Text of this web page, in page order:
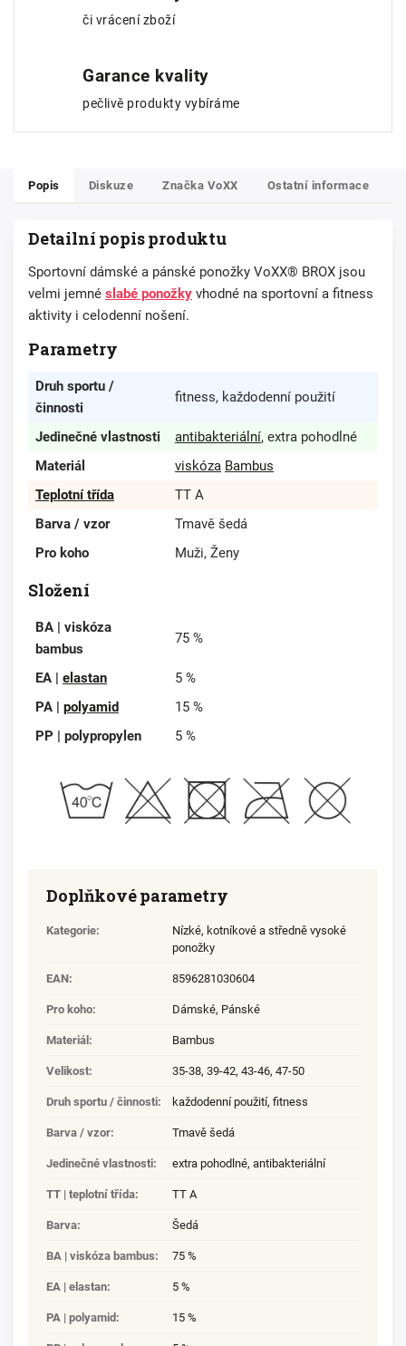
či vrácení zboží
Garance kvality
pečlivě produkty vybíráme
Popis Diskuze Značka VoXX Ostatní informace
Detailní popis produktu
Sportovní dámské a pánské ponožky VoXX® BROX jsou
velmi jemné slabé ponožky vhodné na sportovní a fitness
aktivity i celodenní nošení.
Parametry
Druh sportu /
činnosti
fitness, každodenní použití
Jedinečné vlastnosti antibakteriální, extra pohodlné
Materiál
viskóza Bambus
Teplotní třída
TT A
Barva / vzor
Tmavě šedá
Pro koho
Muži, Ženy
Složení
BA | viskóza
bambus
75 %
EA | elastan
5 %
PA | polyamid
15 %
PP | polypropylen
5 %
Doplňkové parametry
Kategorie:
Nízké, kotníkové a středně vysoké
ponožky
EAN: 8596281030604
Pro koho: Dámské, Pánské
Materiál : Bambus
Velikost: 35-38, 39-42, 43-46, 47-50
Druh sportu / činnosti: každodenní použití, fitness
Barva / vzor: Tmavě šedá
Jedinečné vlastnosti: extra pohodlné, antibakteriální
TT | teplotní třída: TT A
Barva: Šedá
BA | viskóza bambus: 75 %
EA | elastan: 5 %
PA | polyamid : 15 %